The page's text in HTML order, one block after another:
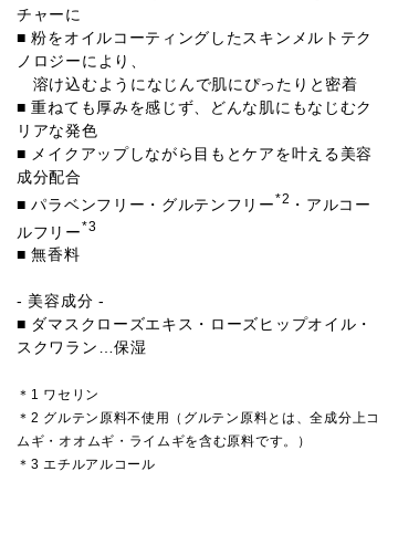
チャーに
■ 粉をオイルコーティングしたスキンメルトテク
ノロジーにより、
溶け込むようになじんで肌にぴったりと密着
■ 重ねても厚みを感じず、どんな肌にもなじむク
リアな発色
■ メイクアップしながら目もとケアを叶える美容
成分配合
■ パラベンフリー・グルテンフリー*2 ・アルコー
ルフリー*3
■ 無香料
- 美容成分 -
■ ダマスクローズエキス・ローズヒップオイル・
スクワラン…保湿
＊1 ワセリン
＊2 グルテン原料不使用（グルテン原料とは、全成分上コ
ムギ・オオムギ・ライムギを含む原料です。）
＊3 エチルアルコール